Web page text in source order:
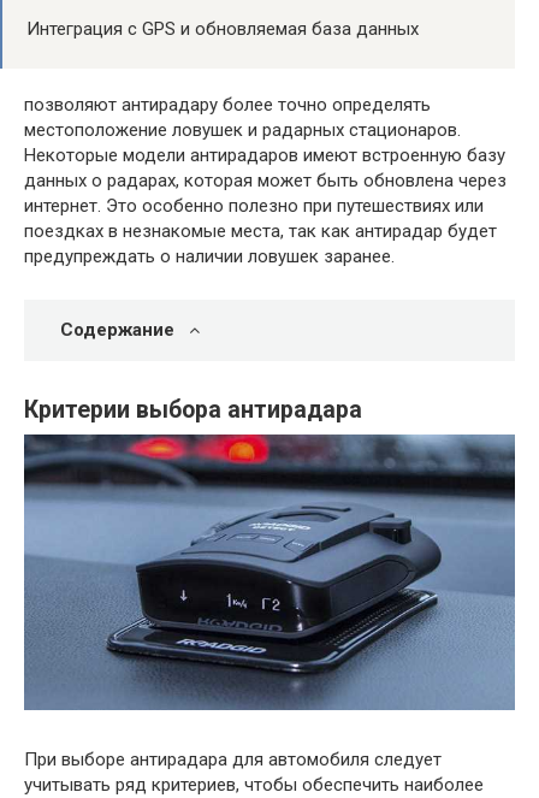
Интеграция с GPS и обновляемая база данных
позволяют антирадару более точно определять
местоположение ловушек и радарных стационаров.
Некоторые модели антирадаров имеют встроенную базу
данных о радарах, которая может быть обновлена через
интернет. Это особенно полезно при путешествиях или
поездках в незнакомые места, так как антирадар будет
предупреждать о наличии ловушек заранее.
Содержание
Критерии выбора антирадара
При выборе антирадара для автомобиля следует
учитывать ряд критериев, чтобы обеспечить наиболее